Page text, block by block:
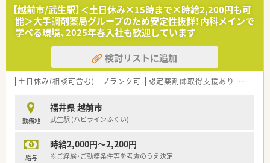
【越前市/武生駅】＜土日休み×15時まで×時給2,200円も可
能＞大手調剤薬局グループのため安定性抜群！内科メインで
学べる環境、2025年春入社も歓迎しています
検討リストに追加
土日休み(相談可含む) ブランク可 認定薬剤師取得支援あり 教育制
勤務地
福井県 越前市
武生駅 (ハピラインふくい)
給与
時給2,000円～2,200円
※ご経験・ご勤務条件等を考慮のうえ決定